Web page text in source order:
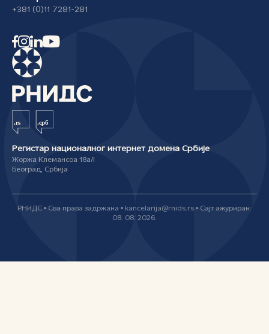
+381 (0)11 7281-281
Регистар националног интернет домена Србије
Жоржа Клемансоа 18а/I
Београд, Србија
РНИДС • Сва права задржана • kancelarija@rnids.rs • Сајт ажуриран:
08. 08. 2026.